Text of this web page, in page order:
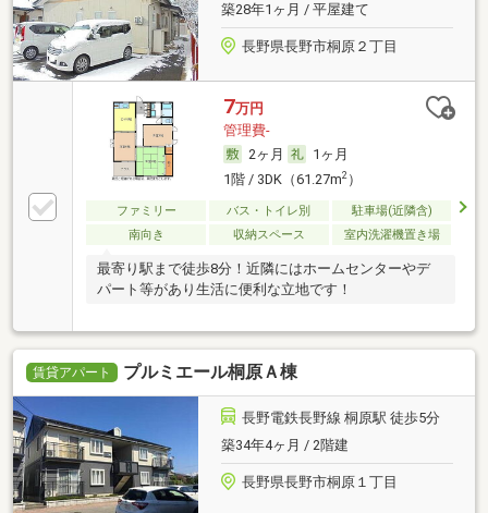
築28年1ヶ月 / 平屋建て
長野県長野市桐原２丁目
7万円
管理費-
2ヶ月
1ヶ月
1階 / 3DK（61.27m2）
ファミリー バス・トイレ別
駐車場(近隣含)
南向き
収納スペース 室内洗濯機置き場
最寄り駅まで徒歩8分！近隣にはホームセンターやデ
パート等があり生活に便利な立地です！
賃貸アパート プルミエール桐原Ａ棟
長野電鉄長野線 桐原駅 徒歩5分
築34年4ヶ月 / 2階建
長野県長野市桐原１丁目